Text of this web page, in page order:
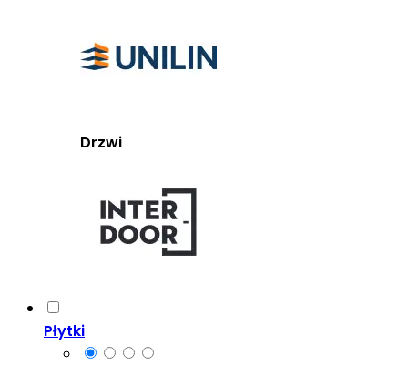
Drzwi
Płytki